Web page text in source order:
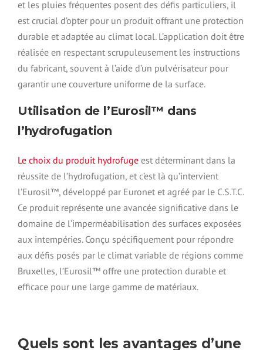
et les pluies fréquentes posent des défis particuliers, il
est crucial d’opter pour un produit offrant une protection
durable et adaptée au climat local. L’application doit être
réalisée en respectant scrupuleusement les instructions
du fabricant, souvent à l’aide d’un pulvérisateur pour
garantir une couverture uniforme de la surface.
Utilisation de l’Eurosil™ dans
l’hydrofugation
Le choix du produit hydrofuge est déterminant dans la
réussite de l’hydrofugation, et c’est là qu’intervient
l’Eurosil™, développé par Euronet et agréé par le C.S.T.C.
Ce produit représente une avancée significative dans le
domaine de l’imperméabilisation des surfaces exposées
aux intempéries. Conçu spécifiquement pour répondre
aux défis posés par le climat variable de régions comme
Bruxelles, l’Eurosil™ offre une protection durable et
efficace pour une large gamme de matériaux.
Quels sont les avantages d’une